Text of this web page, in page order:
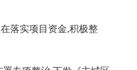
落实项目资金,积极整